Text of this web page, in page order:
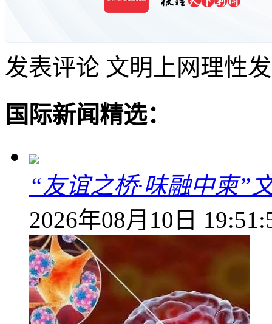
发表评论 文明上网理性
国际新闻精选：
“友谊之桥·味融中柬”
2026年08月10日